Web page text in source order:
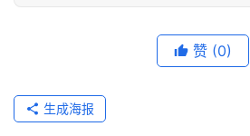
解
手
C
赞 (0)
生成海报